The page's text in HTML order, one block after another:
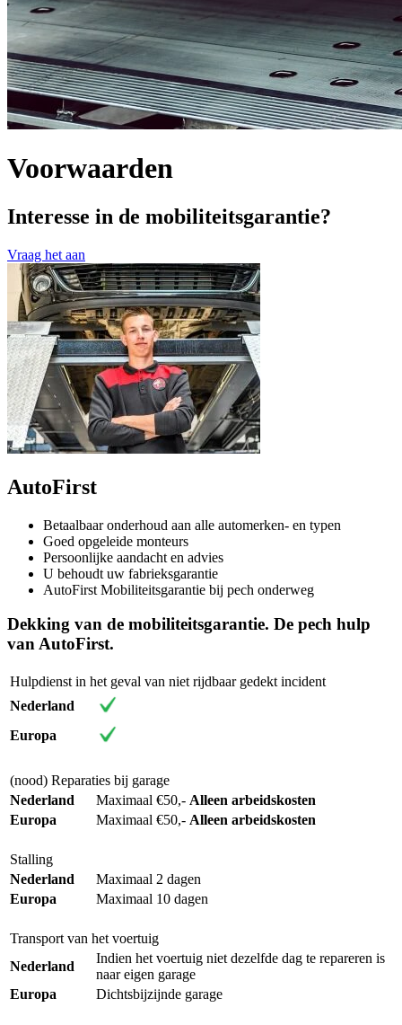
Voorwaarden
Interesse in de mobiliteitsgarantie?
Vraag het aan
AutoFirst
Betaalbaar onderhoud aan alle automerken- en typen
Goed opgeleide monteurs
Persoonlijke aandacht en advies
U behoudt uw fabrieksgarantie
AutoFirst Mobiliteitsgarantie bij pech onderweg
Dekking van de mobiliteitsgarantie. De pech hulp
van AutoFirst.
Hulpdienst in het geval van niet rijdbaar gedekt incident
Nederland
Europa
(nood) Reparaties bij garage
Nederland
Maximaal €50,- Alleen arbeidskosten
Europa
Maximaal €50,- Alleen arbeidskosten
Stalling
Nederland
Maximaal 2 dagen
Europa
Maximaal 10 dagen
Transport van het voertuig
Nederland
Indien het voertuig niet dezelfde dag te repareren is
naar eigen garage
Europa
Dichtsbijzijnde garage